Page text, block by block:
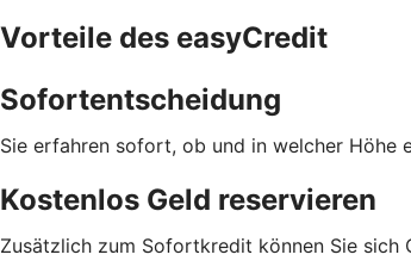
Vorteile des easyCredit
Sofortentscheidung
Sie erfahren sofort, ob und in welcher Höhe
Kostenlos Geld reservieren
Zusätzlich zum Sofortkredit können Sie sich